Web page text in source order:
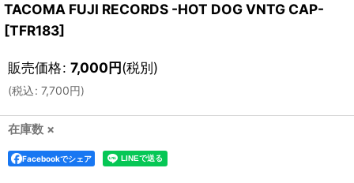
TACOMA FUJI RECORDS -HOT DOG VNTG CAP-
[TFR183]
販売価格: 7,000円(税別)
(税込: 7,700円)
在庫数 ×
Facebookでシェア